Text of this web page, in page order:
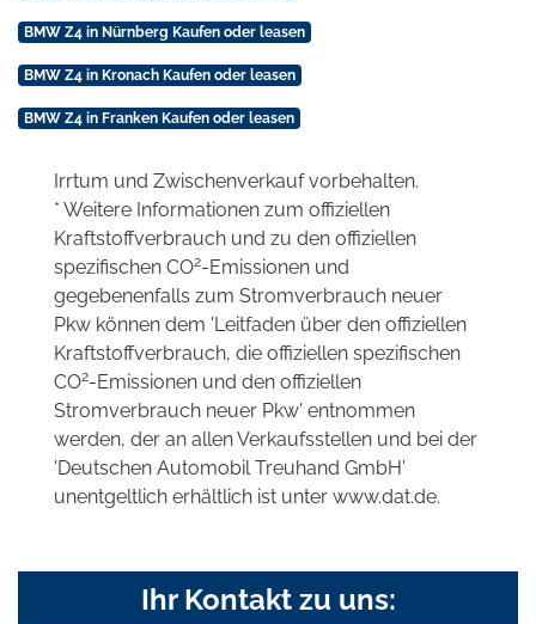
BMW Z4 in Nürnberg Kaufen oder leasen
BMW Z4 in Kronach Kaufen oder leasen
BMW Z4 in Franken Kaufen oder leasen
Irrtum und Zwischenverkauf vorbehalten.
* Weitere Informationen zum offiziellen
Kraftstoffverbrauch und zu den offiziellen
spezifischen CO2-Emissionen und
gegebenenfalls zum Stromverbrauch neuer
Pkw können dem 'Leitfaden über den offiziellen
Kraftstoffverbrauch, die offiziellen spezifischen
CO2-Emissionen und den offiziellen
Stromverbrauch neuer Pkw' entnommen
werden, der an allen Verkaufsstellen und bei der
'Deutschen Automobil Treuhand GmbH'
unentgeltlich erhältlich ist unter www.dat.de.
Ihr Kontakt zu uns: